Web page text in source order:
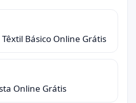
Básico Online Grátis
Online Grátis